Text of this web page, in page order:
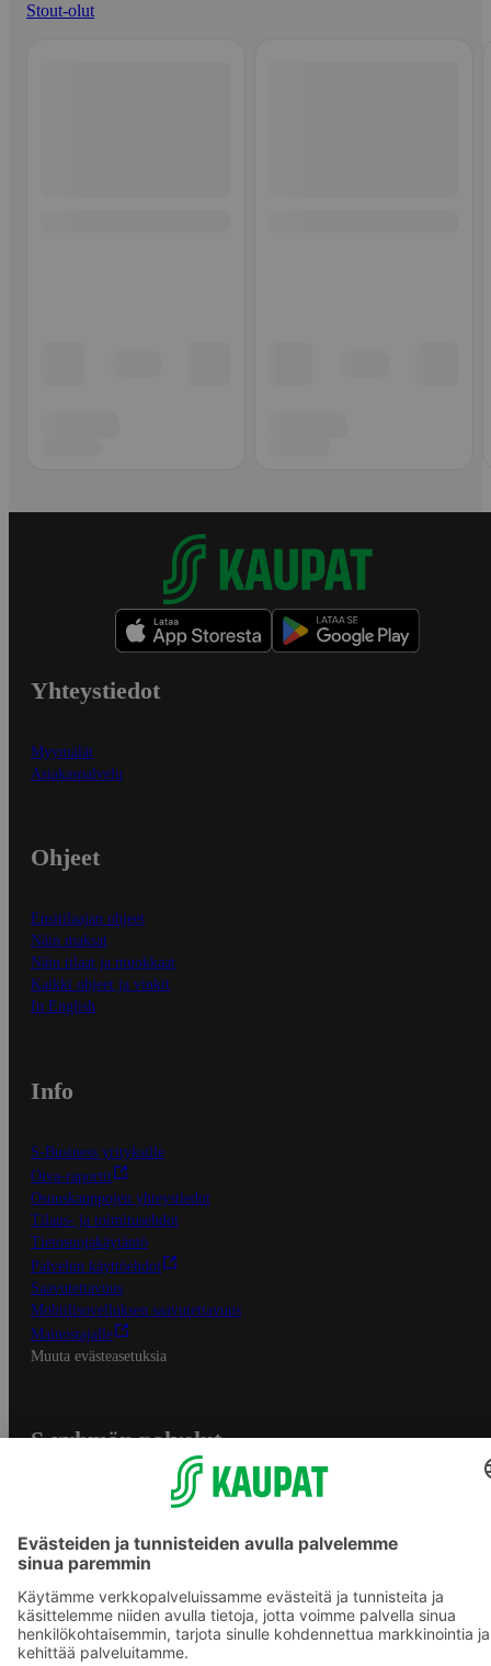
Stout-olut
Yhteystiedot
Myymälät
Asiakaspalvelu
Ohjeet
Ensitilaajan ohjeet
Näin maksat
Näin tilaat ja muokkaat
Kaikki ohjeet ja vinkit
In English
Info
S-Business yrityksille
Oiva-raportit
Osuuskauppojen yhteystiedot
Tilaus- ja toimitusehdot
Tietosuojakäytäntö
Palvelun käyttöehdot
Saavutettavuus
Mobiilisovelluksen saavutettavuus
Mainostajalle
Muuta evästeasetuksia
S-ryhmän palvelut
Yhteishyvä Ruoka -sovellus
S-ostoslista -sovellus
Prisma.fi
Sokos.fi
S-Pankki